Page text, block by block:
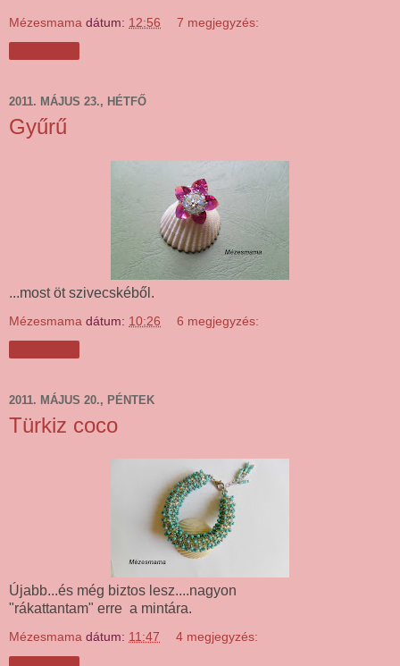
Mézesmama dátum: 12:56 7 megjegyzés:
2011. MÁJUS 23., HÉTFŐ
Gyűrű
...most öt szivecskéből.
Mézesmama dátum: 10:26 6 megjegyzés:
2011. MÁJUS 20., PÉNTEK
Türkiz coco
Újabb...és még biztos lesz....nagyon
"rákattantam" erre a mintára.
Mézesmama dátum: 11:47 4 megjegyzés: